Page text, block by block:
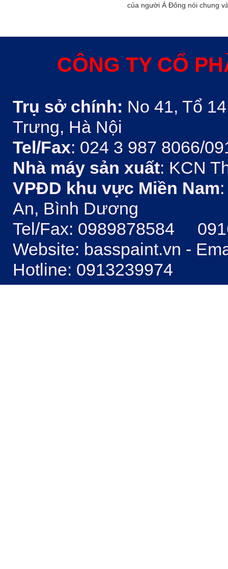
của người Á Đông nói chung
xây dụng nhà ở hoặc bất kỳ
thủy trong ngôi nhà thường
được quyết định bởi các nhân
CÔNG TY CỔ
Trụ sở chính: No 41, Tổ
Trưng, Hà Nội
Tel/Fax: 024 3 987 8066/
Nhà máy sản xuất: KCN
VPĐD khu vực Miền Nam
An, Bình Dương
Tel/Fax: 0989878584
Website: basspaint.vn -
Hotline: 0913239974